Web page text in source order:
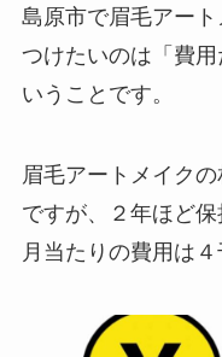
島原市で眉毛アー
つけたいのは 「費
いうことです。
眉毛アートメイク
ですが、２年ほど
月当たりの費用は４